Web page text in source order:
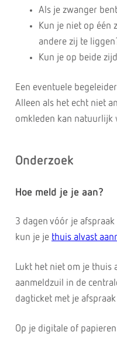
Als je zwanger
Kun je niet op één
andere zij te
Kun je op beide
Een eventuele
Alleen als het echt niet
omkleden kan natuurlijk
Onderzoek
Hoe meld je je aan?
3 dagen vóór je
kun je je thuis alvast
Lukt het niet om je thuis
aanmeldzuil in de
dagticket met je
Op je digitale of